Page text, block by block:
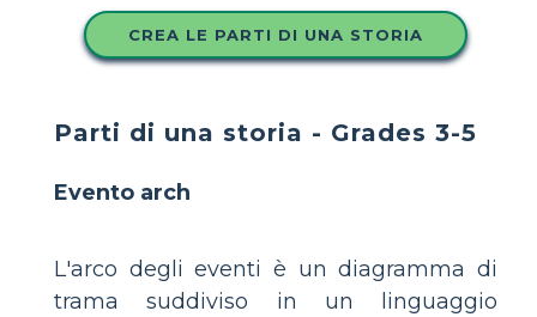
CREA LE PARTI DI UNA STORIA
Parti di una storia - Grades 3-5
Evento arch
L'arco degli eventi è un diagramma di
trama suddiviso in un linguaggio